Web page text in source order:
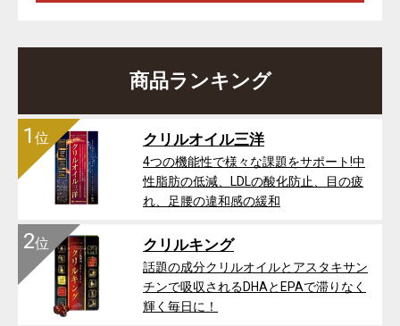
商品ランキング
1 位 クリルオイル三洋
4つの機能性で様々な課題をサポート!中
性脂肪の低減、LDLの酸化防止、目の疲
れ、足腰の違和感の緩和
2位 クリルキング
話題の成分クリルオイルとアスタキサン
チンで吸収されるDHAとEPAで滞りなく
輝く毎日に！